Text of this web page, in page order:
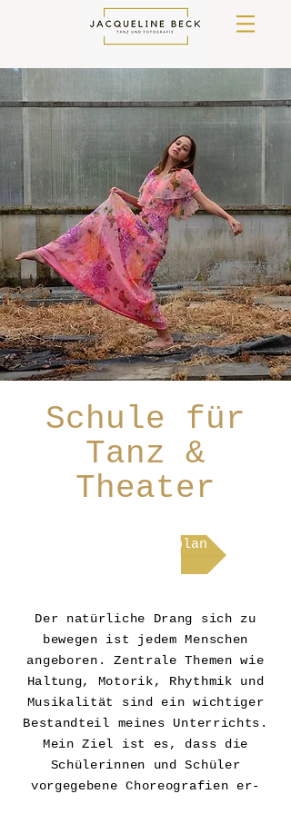
Schule für
Tanz &
Theater
Zum Stundenplan
Der natürliche Drang sich zu
bewegen ist jedem Menschen
angeboren.Zentrale Themen wie
Haltung, Motorik, Rhythmik und
Musikalität sind ein wichtiger
Bestandteil meines Unterrichts.
Mein Ziel ist es, dass die
Schülerinnen und Schüler
vorgegebene Choreografien er-